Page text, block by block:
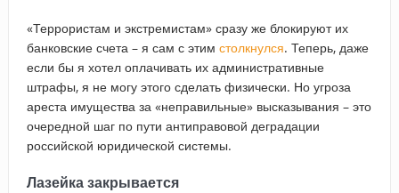
«Террористам и экстремистам» сразу же блокируют их
банковские счета – я сам с этим столкнулся. Теперь, даже
если бы я хотел оплачивать их административные
штрафы, я не могу этого сделать физически. Но угроза
ареста имущества за «неправильные» высказывания – это
очередной шаг по пути антиправовой деградации
российской юридической системы.
Лазейка закрывается